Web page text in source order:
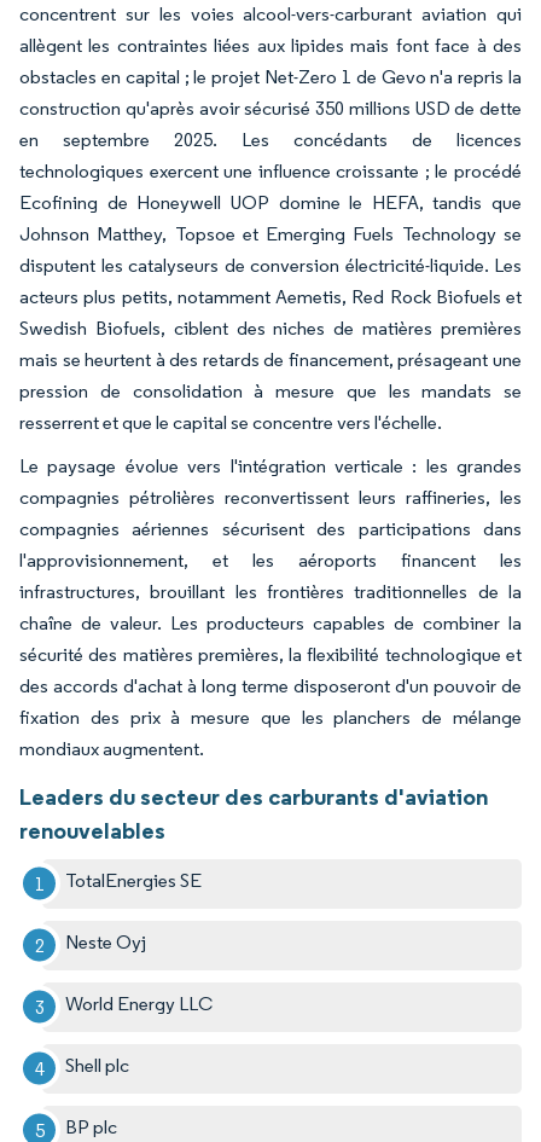
concentrent sur les voies alcool-vers-carburant aviation qui
allègent les contraintes liées aux lipides mais font face à des
obstacles en capital ; le projet Net-Zero 1 de Gevo n'a repris la
construction qu'après avoir sécurisé 350 millions USD de dette
en septembre 2025. Les concédants de licences
technologiques exercent une influence croissante ; le procédé
Ecofining de Honeywell UOP domine le HEFA, tandis que
Johnson Matthey, Topsoe et Emerging Fuels Technology se
disputent les catalyseurs de conversion électricité-liquide. Les
acteurs plus petits, notamment Aemetis, Red Rock Biofuels et
Swedish Biofuels, ciblent des niches de matières premières
mais se heurtent à des retards de financement, présageant une
pression de consolidation à mesure que les mandats se
resserrent et que le capital se concentre vers l'échelle.
Le paysage évolue vers l'intégration verticale : les grandes
compagnies pétrolières reconvertissent leurs raffineries, les
compagnies aériennes sécurisent des participations dans
l'approvisionnement, et les aéroports financent les
infrastructures, brouillant les frontières traditionnelles de la
chaîne de valeur. Les producteurs capables de combiner la
sécurité des matières premières, la flexibilité technologique et
des accords d'achat à long terme disposeront d'un pouvoir de
fixation des prix à mesure que les planchers de mélange
mondiaux augmentent.
Leaders du secteur des carburants d'aviation
renouvelables
TotalEnergies SE
Neste Oyj
World Energy LLC
Shell plc
BP plc